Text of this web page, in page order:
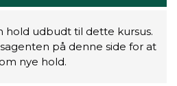
hold udbudt til dette kursus.
på denne side for at
nye hold.